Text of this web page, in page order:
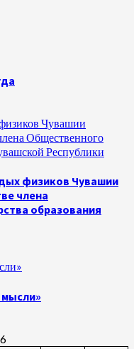
Чувашии
Общественного
Республики
физиков Чувашии
члена
образования
мысли»